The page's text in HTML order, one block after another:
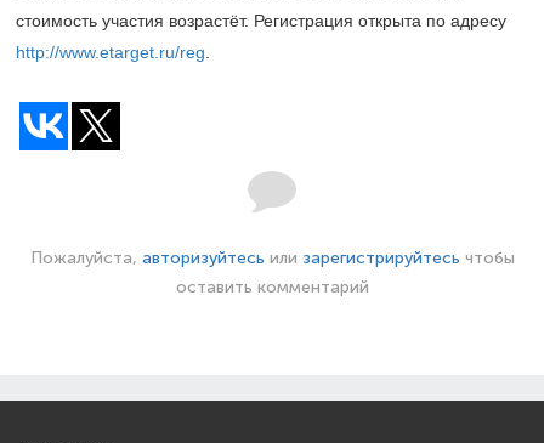
стоимость участия возрастёт. Регистрация открыта по адресу
http://www.etarget.ru/reg
Пожалуйста, авторизуйтесь или зарегистрируйтесь чтобы
оставить комментарий